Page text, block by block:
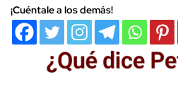
¡Cuéntale a los demás!